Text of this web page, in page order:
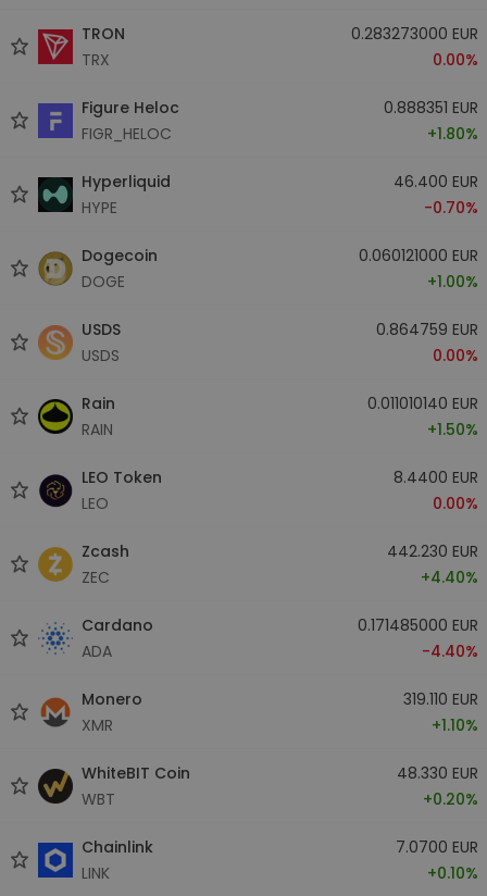
TRON
TRX
0.283273000 EUR
0.00%
Figure Heloc
FIGR_HELOC
0.888351 EUR
+1.80%
Hyperliquid
HYPE
46.400 EUR
-0.70%
Dogecoin
DOGE
0.060121000 EUR
+1.00%
USDS
USDS
0.864759 EUR
0.00%
Rain
RAIN
0.011010140 EUR
+1.50%
LEO Token
LEO
8.4400 EUR
0.00%
Zcash
ZEC
442.230 EUR
+4.40%
Cardano
ADA
0.171485000 EUR
-4.40%
Monero
XMR
319.110 EUR
+1.10%
WhiteBIT Coin
WBT
48.330 EUR
+0.20%
Chainlink
LINK
7.0700 EUR
+0.10%